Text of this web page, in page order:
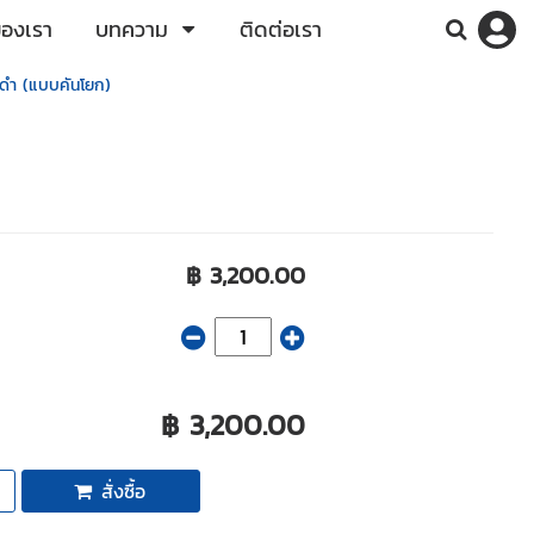
งเรา บทความ ติดต่อเรา
ำ (แบบคันโยก)
฿ 3,200.00
฿ 3,200.00
สั่งซื้อ